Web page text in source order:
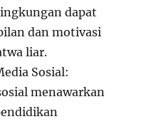
dapat
dan motivasi
liar.
Sosial:
menawarkan